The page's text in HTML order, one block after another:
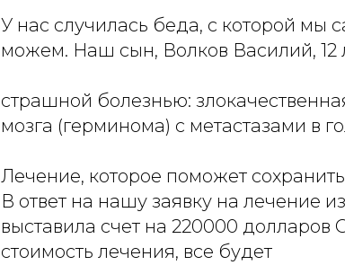
У нас случилась беда, с которой мы
можем. Наш сын, Волков Василий, 12
страшной болезнью:
мозга (герминома) с метастазами в
Лечение, которое поможет
В ответ на нашу заявку на лечение
выставила счет на 220000
стоимость лечения, все будет